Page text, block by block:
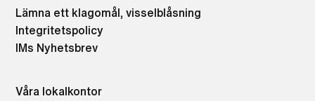
Lämna ett klagomål, visselblåsning
Integritetspolicy
IMs Nyhetsbrev
Våra lokalkontor